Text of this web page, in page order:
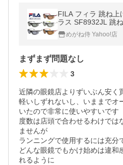
FILA フィラ 跳ね上
ラス SF8932JL 跳
スペアレンズ 度付
めがね侍 Yahoo!店
まずまず問題なし
3
近隣の眼鏡店よりずいぶん安く
軽いしずれないし、いままでオ
いたので非常に使いやすいです
度数は店頭で合わせるわけでは
ませんが
ランニングで使用するには充分
どんな眼鏡でもかけ始めは違和
れるように